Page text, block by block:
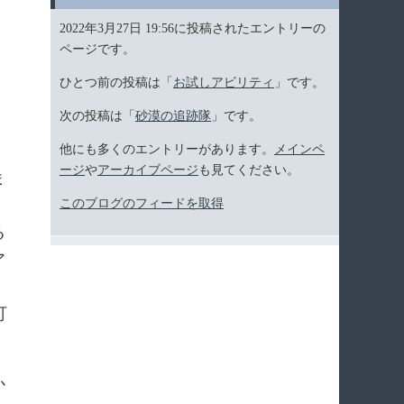
2022年3月27日 19:56に投稿されたエントリーの
ページです。
ひとつ前の投稿は「 お試しアビリティ 」です。
次の投稿は「 砂漠の追跡隊 」です。
他にも多くのエントリーがあります。
メインペ
ージやアーカイブページ も見てください。
このブログのフィードを取得